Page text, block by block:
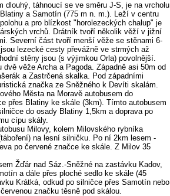
dlouhý, táhnoucí se ve směru J-S, je na vrcholu
a Samotín (775 m n. m.). Leží v centru
a pro blízkost "horolezeckých chalup" je
vrchů. Drátník tvoří několik věží v jižní
Severní část tvoří menší věže se stěnami 6-
lezecké cesty převážně ve strmých až
stěny jsou (s výjimkou Orla) povolnější.
věže Archa a Pagoda. Západně asi 50m od
a Zastrčená skalka. Pod západními
značka ze Sněžného k Devíti skalám.
Města na Moravě autobusem do
přes Blatiny ke skále (3km). Tímto autobusem
do osady Blatiny 1,5km a doprava po
cípu skály.
Milovy, kolem Milovského rybníka
na lesní silničku. Po ní 2km lesem -
po červené značce ke skále. Z Milov 35
Žďár nad Sáz.-Sněžné na zastávku Kadov,
a dále přes ploché sedlo ke skále (45
Krátká, odkud po silničce přes Samotín nebo
značku těsně pod skálou.